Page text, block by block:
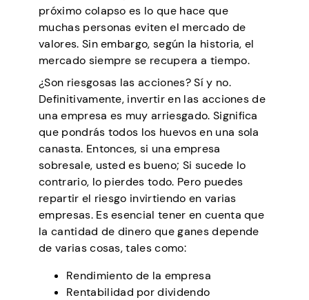
próximo colapso es lo que hace que
muchas personas eviten el mercado de
valores. Sin embargo, según la historia, el
mercado siempre se recupera a tiempo.
¿Son riesgosas las acciones? Sí y no.
Definitivamente, invertir en las acciones de
una empresa es muy arriesgado. Significa
que pondrás todos los huevos en una sola
canasta. Entonces, si una empresa
sobresale, usted es bueno; Si sucede lo
contrario, lo pierdes todo. Pero puedes
repartir el riesgo invirtiendo en varias
empresas. Es esencial tener en cuenta que
la cantidad de dinero que ganes depende
de varias cosas, tales como:
Rendimiento de la empresa
Rentabilidad por dividendo